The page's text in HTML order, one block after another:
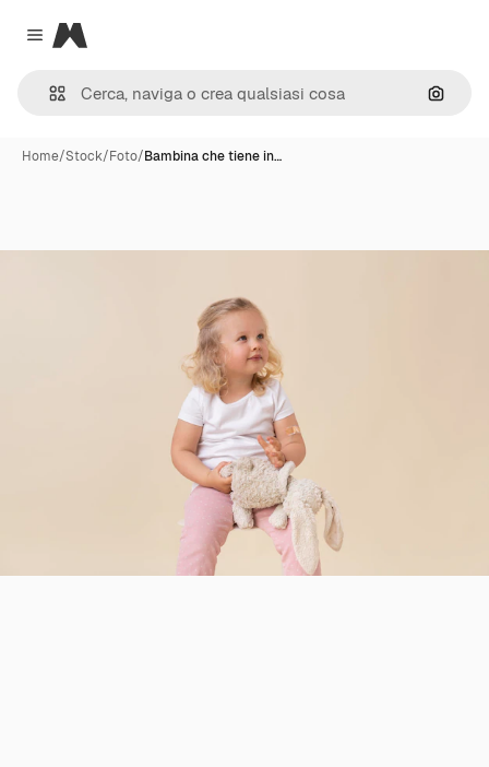
Close menu
Magnific
Cerca
Home/Stock/Foto/Bambina che tiene in…